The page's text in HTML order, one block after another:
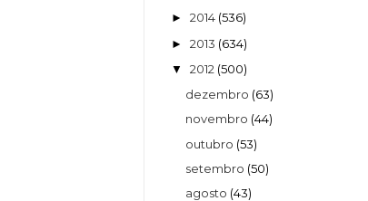
► 2014 (536)
► 2013 (634)
▼ 2012 (500)
dezembro (63)
novembro (44)
outubro (53)
setembro (50)
agosto (43)